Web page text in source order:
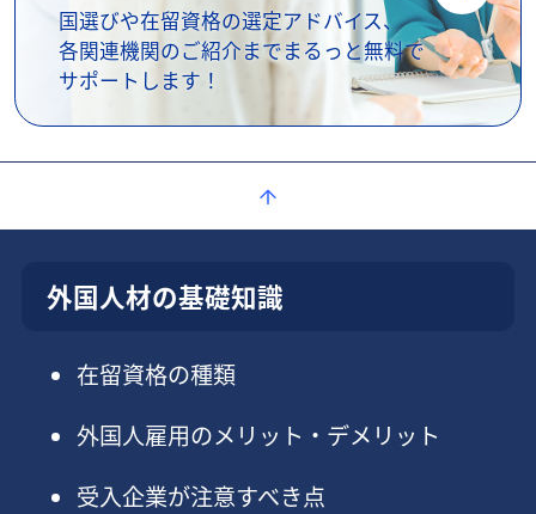
国選びや在留資格の選定アドバイス、
各関連機関のご紹介までまるっと無料で
サポートします！
外国人材の基礎知識
在留資格の種類
外国人雇用のメリット・デメリット
受入企業が注意すべき点